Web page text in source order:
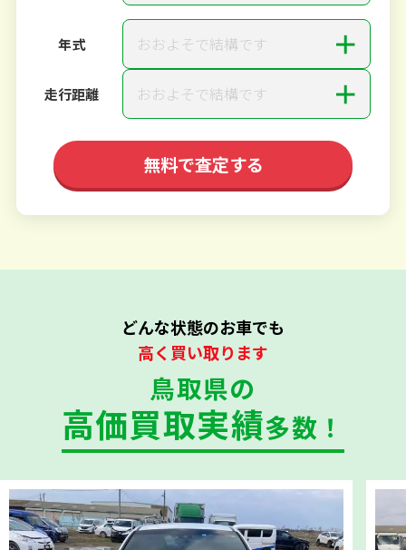
年式 おおよそで結構です ＋
走行距離 おおよそで結構です ＋
無料で査定する
どんな状態のお車でも
高く買い取ります
鳥取県の
高価買取実績多数！